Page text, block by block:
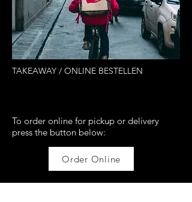
TAKEAWAY / ONLINE BESTELLEN
To order online for pickup or delivery
press the button below:
Order Online